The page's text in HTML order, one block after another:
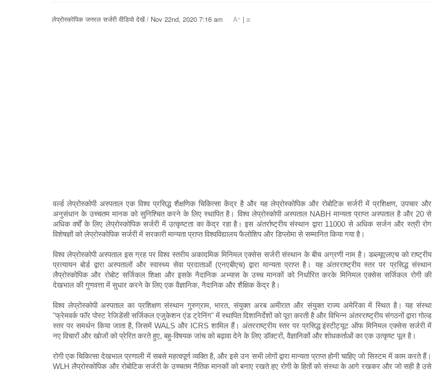
लेप्रोस्कोपिक जनरल सर्जरी वीडियो देखें / Nov 22nd, 2020 7:16 am A+ | a-
वर्ल्ड लेप्रोस्कोपी अस्पताल एक विश्व प्रसिद्ध शैक्षणिक चिकित्सा केंद्र है और यह लेप्रोस्कोपिक और रोबोटिक सर्जरी में प्रशिक्षण, उपचार और
अनुसंधान के उच्चतम मानक को सुनिश्चित करने के लिए स्थापित है। विश्व लेप्रोस्कोपी अस्पताल NABH मान्यता प्राप्त अस्पताल है और 20 से
अधिक वर्षों के लिए लेप्रोस्कोपिक सर्जरी में उत्कृष्टता का केंद्र रहा है। इस अंतर्राष्ट्रीय संस्थान द्वारा 11000 से अधिक सर्जन और स्त्री रोग
विशेषज्ञों को लेप्रोस्कोपिक सर्जरी में सरकारी मान्यता प्राप्त विश्वविद्यालय फैलोशिप और डिप्लोमा से सम्मानित किया गया है।
विश्व लेप्रोस्कोपी अस्पताल इस ग्रह पर विश्व स्तरीय अकादमिक मिनिमल एक्सेस सर्जरी संस्थान के बीच अग्रणी नाम है। डब्ल्यूएलएच को राष्ट्रीय
प्रत्यायन बोर्ड द्वारा अस्पतालों और स्वास्थ्य सेवा प्रदाताओं (एनएबीएच) द्वारा मान्यता प्राप्त है। यह अंतरराष्ट्रीय स्तर पर प्रसिद्ध संस्थान
लैप्रोस्कोपिक और रोबोट सर्जिकल शिक्षा और इसके नैदानिक ​​अभ्यास के उच्च मानकों को निर्धारित करके मिनिमल एक्सेस सर्जिकल रोगी की
देखभाल की गुणवत्ता में सुधार करने के लिए एक वैज्ञानिक, नैदानिक ​​और शैक्षिक केंद्र है।
विश्व लेप्रोस्कोपी अस्पताल का प्रशिक्षण संस्थान गुरुग्राम, भारत, संयुक्त अरब अमीरात और संयुक्त राज्य अमेरिका में स्थित है। यह संस्था
"फ्रेमवर्क फॉर पोस्ट रेजिडेंसी सर्जिकल एजुकेशन एंड ट्रेनिंग" में स्थापित दिशानिर्देशों को पूरा करती है और विभिन्न अंतरराष्ट्रीय संगठनों द्वारा गोल्ड
स्तर पर समर्थन किया जाता है, जिसमें WALS और ICRS शामिल हैं। अंतरराष्ट्रीय स्तर पर प्रसिद्ध इंस्टीट्यूट ऑफ मिनिमल एक्सेस सर्जरी में
नए विचारों और खोजों को प्रेरित करते हुए, बहु-विषयक जांच को बढ़ावा देने के लिए डॉक्टरों, वैज्ञानिकों और शोधकर्ताओं का एक उत्कृष्ट पूल है।
रोगी एक चिकित्सा देखभाल प्रणाली में सबसे महत्वपूर्ण व्यक्ति है, और इसे उन सभी लोगों द्वारा मान्यता प्राप्त होनी चाहिए जो सिस्टम में काम करते हैं।
WLH लैप्रोस्कोपिक और रोबोटिक सर्जरी के उच्चतम नैतिक मानकों को बनाए रखते हुए रोगी के हितों को संस्था के आगे रखकर और जो सही है उसे